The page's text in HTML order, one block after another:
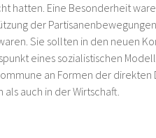
hatten. Eine Besonderheit
der
Sie sollten in den neuen
eines sozialistischen
an Formen der
auch in der Wirtschaft.